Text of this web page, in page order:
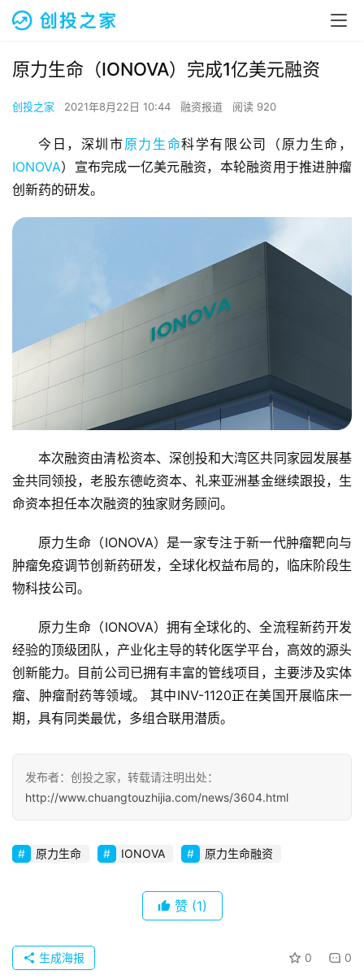
首
融
资
商
业
观
初
创
企
布
登录
投稿
原力生命（IONOVA）完成1亿美元融资
创投之家 2021年8月22日 10:44 融资报道 阅读 920
今日，深圳市原力生命科学有限公司（原力生命，
IONOVA）宣布完成一亿美元融资，本轮融资用于推进肿瘤
创新药的研发。
本次融资由清松资本、深创投和大湾区共同家园发展基
金共同领投，老股东德屹资本、礼来亚洲基金继续跟投，生
命资本担任本次融资的独家财务顾问。
原力生命（IONOVA）是一家专注于新一代肿瘤靶向与
肿瘤免疫调节创新药研发，全球化权益布局的，临床阶段生
物科技公司。
原力生命（IONOVA）拥有全球化的、全流程新药开发
经验的顶级团队，产业化主导的转化医学平台，高效的源头
创新能力。目前公司已拥有丰富的管线项目，主要涉及实体
瘤、肿瘤耐药等领域。 其中INV-1120正在美国开展临床一
期，具有同类最优，多组合联用潜质。
发布者：创投之家，转载请注明出处：
http://www.chuangtouzhijia.com/news/3604.html
原力生命 IONOVA 原力生命融资
赞 (1)
0 0
生成海报